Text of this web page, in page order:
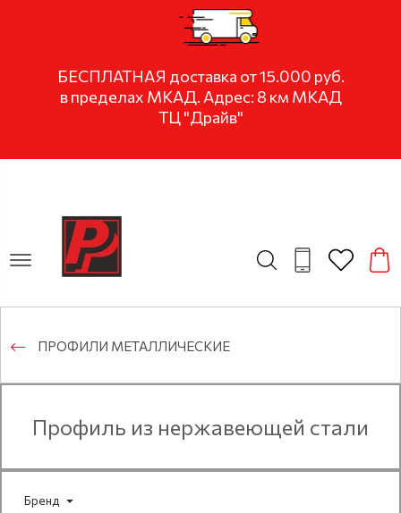
БЕСПЛАТНАЯ доставка от 15.000 руб.
в пределах МКАД. Адрес: 8 км МКАД
ТЦ "Драйв"
ПРОФИЛИ МЕТАЛЛИЧЕСКИЕ
Профиль из нержавеющей стали
Бренд